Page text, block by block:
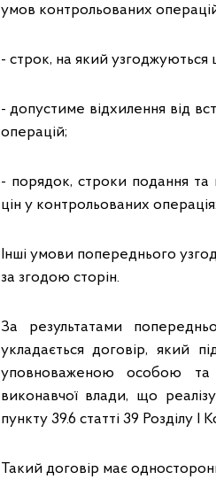
умов контрольованих
- строк, на який узгоджуються
- допустиме відхилення від
операцій;
- порядок, строки подання та
цін у контрольованих
Інші умови попереднього
за згодою сторін.
За результатами
укладається договір, який
уповноваженою особою та
виконавчої влади, що
пункту 39.6 статті 39 Розділу І
Такий договір має